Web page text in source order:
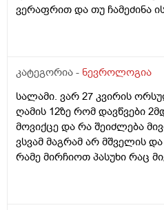
ვერაფრით და თუ ჩამეძინა
მელატონინის მიღება 3 მგ
ზე.მივიღე 10 დღე და
და 1 დღე გამოვტოვე და
რეჟიმი. რამდენი დღე
უწყვეტად? ან დოზა ხომ არ
ტაბლეტი რომ დავლიო.არ
ტაბლეტებს მივეჩვიო.რას
კატეგორია - ნევროლოგია
სალამი. ვარ 27 კვირის
ღამის 12ზე რომ დავწვები
მოვიქცე და რა შეიძლება
ვსვამ მაგრამ არ მშველის
რამე მირჩიოთ პასუხი რაც
ვაკეთებ კიდეც სხვა რამე